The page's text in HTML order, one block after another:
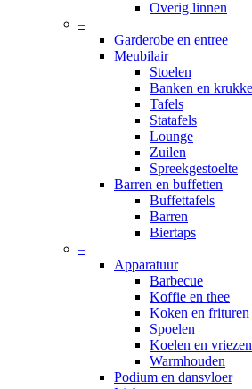
Overig linnen
–
Garderobe en entree
Meubilair
Stoelen
Banken en
Tafels
Statafels
Lounge
Zuilen
Spreekgestoelte
Barren en buffetten
Buffettafels
Barren
Biertaps
–
Apparatuur
Barbecue
Koffie en thee
Koken en frituren
Spoelen
Koelen en vriezen
Warmhouden
Podium en dansvloer